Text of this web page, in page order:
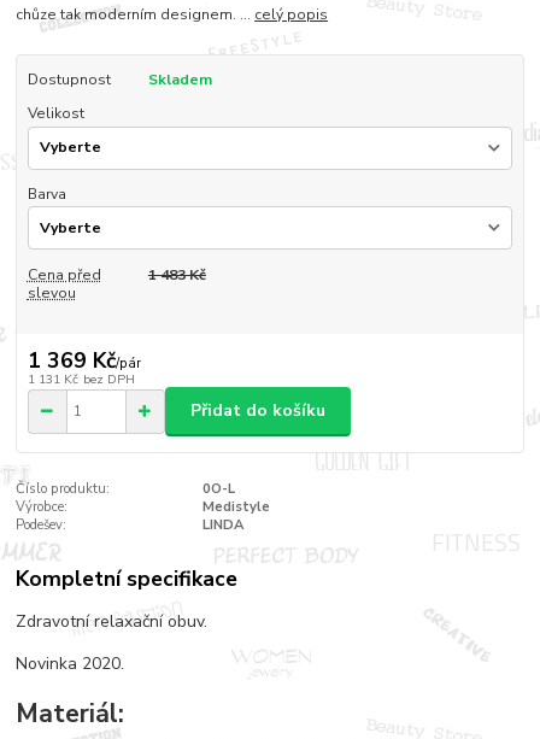
chůze tak moderním designem. ... celý popis
Dostupnost
Skladem
Velikost
Barva
Cena před
slevou
1 483 Kč
1 369 Kč/pár
1 131 Kč bez DPH
Přidat do košíku
Číslo produktu:
0O-L
Výrobce:
Medistyle
Podešev:
LINDA
Kompletní specifikace
Zdravotní relaxační obuv.
Novinka 2020.
Materiál: